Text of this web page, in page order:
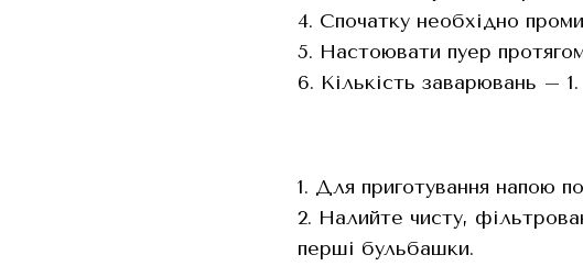
4. Спочатку необхідно
5. Настоювати пуер
6. Кількість заварювань – 1.
1. Для приготування напою
2. Налийте чисту,
перші бульбашки.